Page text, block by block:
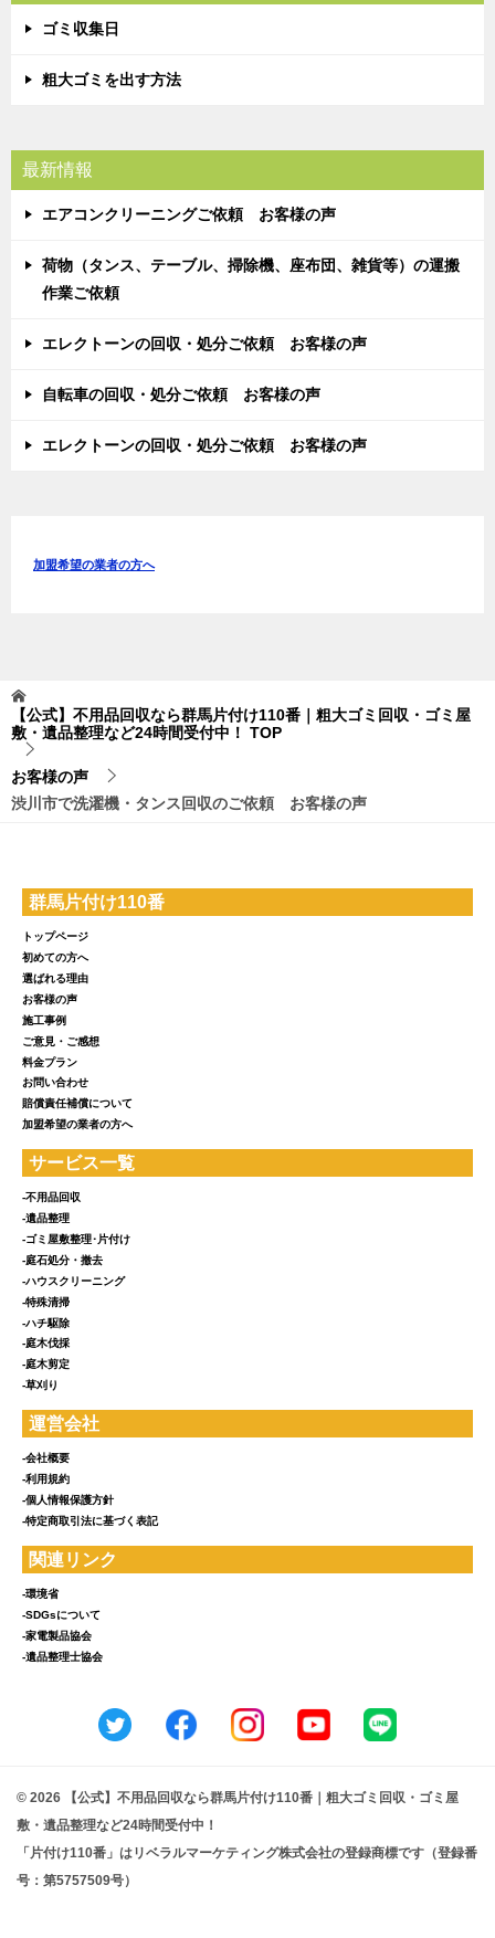
ゴミ収集日
粗大ゴミを出す方法
最新情報
エアコンクリーニングご依頼 お客様の声
荷物（タンス、テーブル、掃除機、座布団、雑貨等）の運搬
作業ご依頼
エレクトーンの回収・処分ご依頼 お客様の声
自転車の回収・処分ご依頼 お客様の声
エレクトーンの回収・処分ご依頼 お客様の声
加盟希望の業者の方へ
【公式】不用品回収なら群馬片付け110番｜粗大ゴミ回収・ゴミ屋
敷・遺品整理など24時間受付中！ TOP
お客様の声
渋川市で洗濯機・タンス回収のご依頼 お客様の声
群馬片付け110番
トップページ
初めての方へ
選ばれる理由
お客様の声
施工事例
ご意見・ご感想
料金プラン
お問い合わせ
賠償責任補償について
加盟希望の業者の方へ
サービス一覧
-不用品回収
-遺品整理
-ゴミ屋敷整理･片付け
-庭石処分・撤去
-ハウスクリーニング
-特殊清掃
-ハチ駆除
-庭木伐採
-庭木剪定
-草刈り
運営会社
-会社概要
-利用規約
-個人情報保護方針
-特定商取引法に基づく表記
関連リンク
-環境省
-SDGsについて
-家電製品協会
-遺品整理士協会
© 2026 【公式】不用品回収なら群馬片付け110番｜粗大ゴミ回収・ゴミ屋
敷・遺品整理など24時間受付中！
「片付け110番」はリベラルマーケティング株式会社の登録商標です（登録番
号：第5757509号）